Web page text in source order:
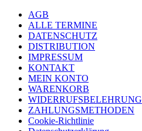
AGB
ALLE TERMINE
DATENSCHUTZ
DISTRIBUTION
IMPRESSUM
KONTAKT
MEIN KONTO
WARENKORB
WIDERRUFSBELEHRUNG
ZAHLUNGSMETHODEN
Cookie-Richtlinie